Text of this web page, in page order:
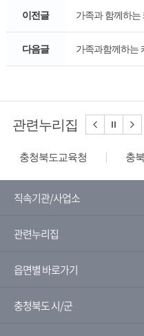
이전글 가족과 함께하는
다음글 가족과함께하는
관련누리집
충청북도교육청 충
직속기관/사업소
관련누리집
읍면별 바로가기
충청북도 시/군